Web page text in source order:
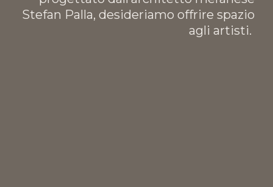
Stefan Palla, desideriamo offrire spazio
agli artisti.